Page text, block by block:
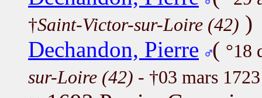
†Saint-Victor-sur-Loire (42) )
Dechandon, Pierre ( °18
sur-Loire (42) - †03 mars